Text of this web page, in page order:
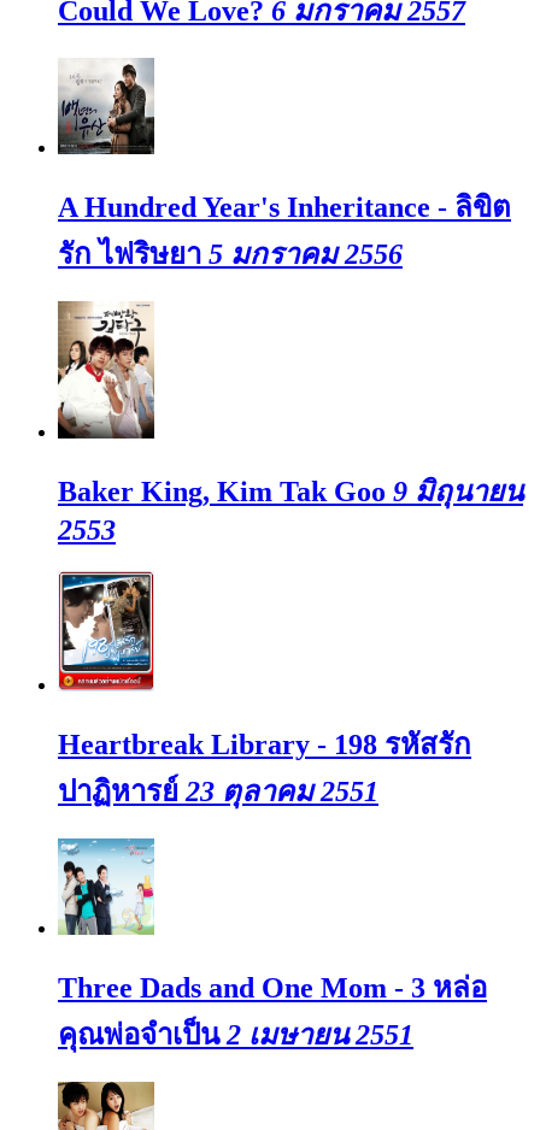
Could We Love? 6 มกราคม 2557
A Hundred Year's Inheritance - ลิขิต
รัก ไฟริษยา 5 มกราคม 2556
Baker King, Kim Tak Goo 9 มิถุนายน
2553
Heartbreak Library - 198 รหัสรัก
ปาฏิหารย์ 23 ตุลาคม 2551
Three Dads and One Mom - 3 หล่อ
คุณพ่อจำเป็น2 เมษายน 2551